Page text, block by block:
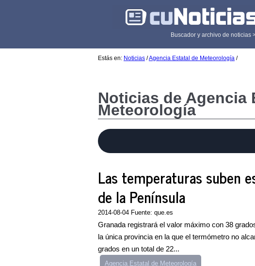
Buscador y archivo de noticias
Estás en: Noticias /Agencia Estatal de Meteorología /
Noticias de Agencia
Meteorología
Las temperaturas suben
de la Península
2014-08-04 Fuente: que.es
Granada registrará el valor máximo con 38
la única provincia en la que el termómetro no
grados en un total de 22...
Agencia Estatal de Meteorología